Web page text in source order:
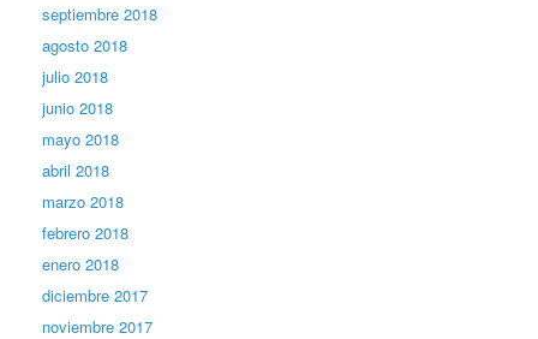
septiembre 2018
agosto 2018
julio 2018
junio 2018
mayo 2018
abril 2018
marzo 2018
febrero 2018
enero 2018
diciembre 2017
noviembre 2017